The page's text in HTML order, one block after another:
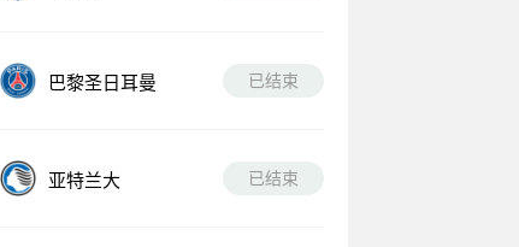
巴黎圣日耳曼 已结束
亚特兰大 已结束